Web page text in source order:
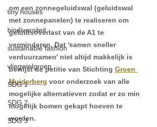
tiny houses
biodiversiteit
sustainable fashion
vliegwielgroep
SDG 1
SDG 2
SDG 3
om een zonnegeluidswal (geluidswal
met zonnepanelen) te realiseren om
geluidsoverlast van de A1 te
verminderen. Dat 'samen sneller
verduurzamen' niet altijd makkelijk is
bewijst de petitie van Stichting Groen
Muiderberg voor onderzoek van alle
mogelijke alternatieven zodat er zo min
mogelijk bomen gekapt hoeven te
worden.